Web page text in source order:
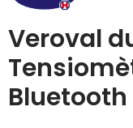
Veroval
Bluetooth